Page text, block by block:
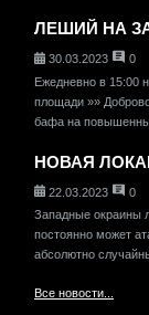
ЛЕШИЙ НА
30.03.2023
0
Ежедневно в 15:00
площади »»
бафа на
НОВАЯ
22.03.2023
0
Западные окраины
постоянно может
абсолютно
Все новости...